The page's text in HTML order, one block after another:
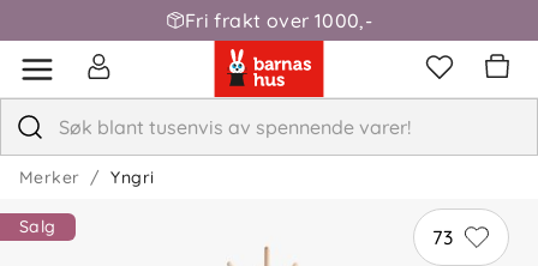
Fri frakt over 1000,-
Merker Yngri
73
Salg